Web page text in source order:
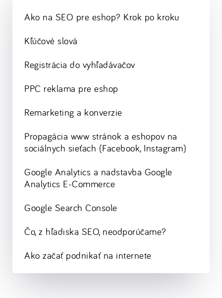
Ako na SEO pre eshop? Krok po kroku
Kľúčové slová
Registrácia do vyhľadávačov
PPC reklama pre eshop
Remarketing a konverzie
Propagácia www stránok a eshopov na
sociálnych sieťach (Facebook, Instagram)
Google Analytics a nadstavba Google
Analytics E-Commerce
Google Search Console
Čo, z hľadiska SEO, neodporúčame?
Ako začať podnikať na internete